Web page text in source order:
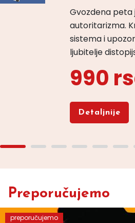
Gvozdena peta
autoritarizma.
sistema i
ljubitelje
990
Detaljnije
Preporučujemo
preporučujemo